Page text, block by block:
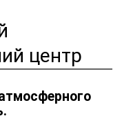
центр